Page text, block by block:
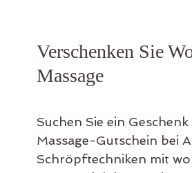
Verschenken Sie
Massage
Suchen Sie ein
Massage-Gutschein bei
Schröpftechniken mit